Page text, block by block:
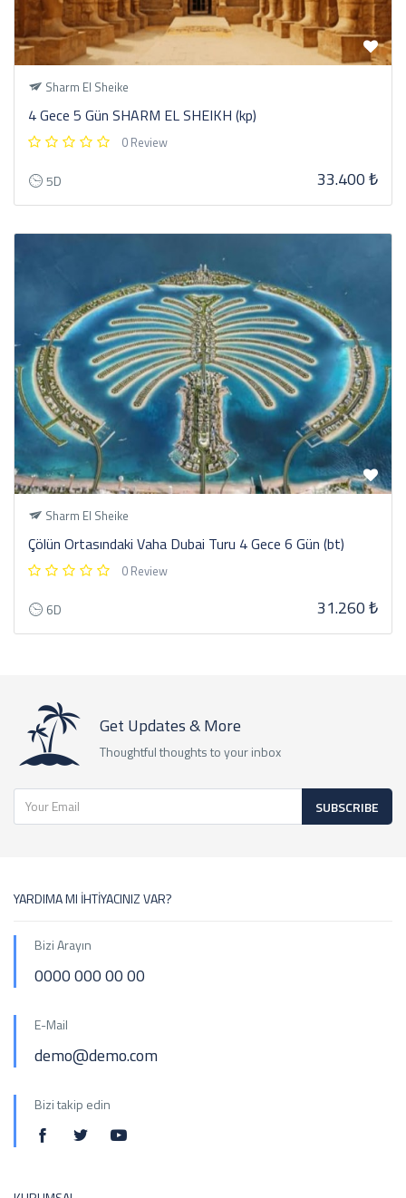
Sharm El Sheike
4 Gece 5 Gün SHARM EL SHEIKH (kp)
0 Review
5D 33.400 ₺
Sharm El Sheike
Çölün Ortasındaki Vaha Dubai Turu 4 Gece 6 Gün (bt)
0 Review
6D 31.260 ₺
Get Updates & More
Thoughtful thoughts to your inbox
SUBSCRIBE
YARDIMA MI İHTİYACINIZ VAR?
Bizi Arayın
0000 000 00 00
E-Mail
demo@demo.com
Bizi takip edin